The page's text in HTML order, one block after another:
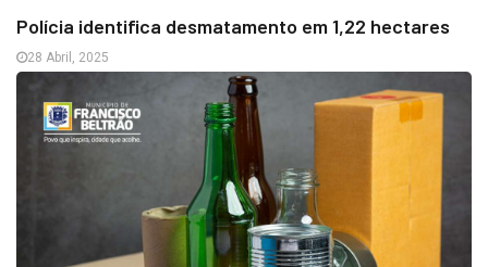
Polícia identifica desmatamento em 1,22 hectares
28 Abril, 2025